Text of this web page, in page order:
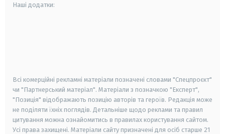
Наші додатки:
Всі комерційні рекламні матеріали позначені словами "Спецпроєкт"
чи "Партнерський матеріал". Матеріали з позначкою "Експерт",
"Позиція" відображають позицію авторів та героїв. Редакція може
не поділяти їхніх поглядів. Детальніше щодо реклами та правил
цитування можна ознайомитись в правилах користування сайтом.
Усі права захищені. Матеріали сайту призначені для осіб старше 21